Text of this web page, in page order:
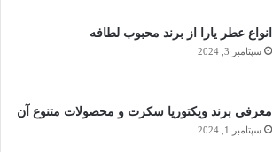
انواع عطر یارا از برند محبوب لطافه
سپتامبر 3, 2024
معرفی برند ویکتوریا سکرت و محصولات متنوع آن
سپتامبر 1, 2024